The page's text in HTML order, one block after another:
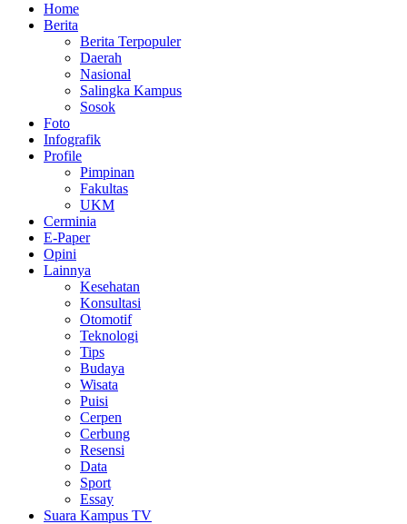
Home
Berita
Berita Terpopuler
Daerah
Nasional
Salingka Kampus
Sosok
Foto
Infografik
Profile
Pimpinan
Fakultas
UKM
Cerminia
E-Paper
Opini
Lainnya
Kesehatan
Konsultasi
Otomotif
Teknologi
Tips
Budaya
Wisata
Puisi
Cerpen
Cerbung
Resensi
Data
Sport
Essay
Suara Kampus TV